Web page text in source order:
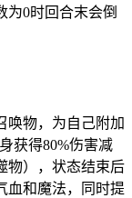
为0时回合末会倒
唤物，为自己附加
获得80%伤害减
物），状态结束后
血和魔法，同时提